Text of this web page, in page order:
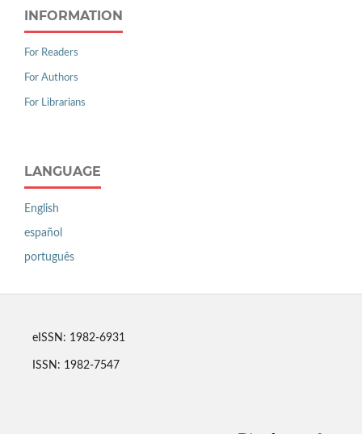
INFORMATION
For Readers
For Authors
For Librarians
LANGUAGE
English
español
português
eISSN: 1982-6931
ISSN: 1982-7547